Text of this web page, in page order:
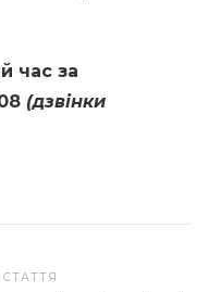
час за
(дзвінки